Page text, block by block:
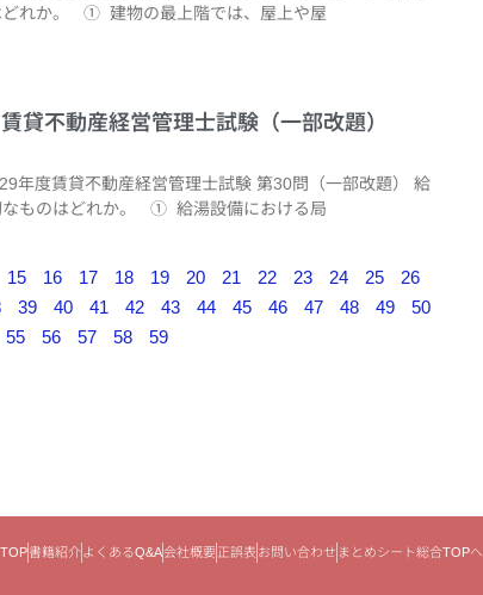
どれか。 ① 建物の最上階では、屋上や屋
貸不動産経営管理士試験（一部改題）
年度賃貸不動産経営管理士試験 第30問（一部改題） 給
なものはどれか。 ① 給湯設備における局
15 16 17 18 19 20 21 22 23 24 25 26
39 40 41 42 43 44 45 46 47 48 49
50
55 56 57 58 59
TOP 書籍紹介 よくあるQ&A 会社概要 正誤表 お問い合わせ まとめシート総合TOPへ